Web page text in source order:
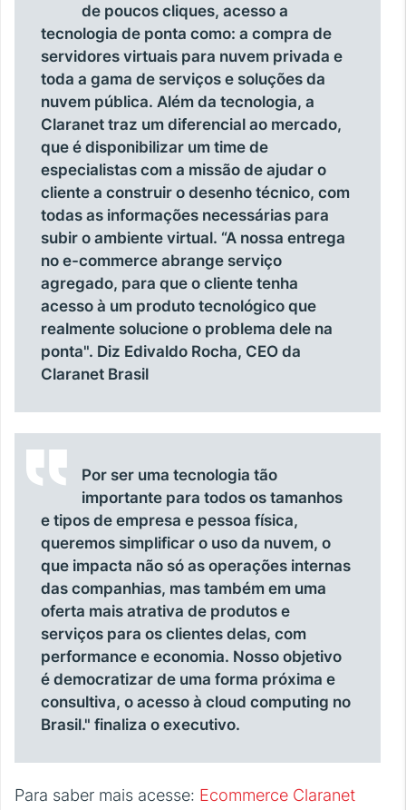
de poucos cliques, acesso a
tecnologia de ponta como: a compra de
servidores virtuais para nuvem privada e
toda a gama de serviços e soluções da
nuvem pública. Além da tecnologia, a
Claranet traz um diferencial ao mercado,
que é disponibilizar um time de
especialistas com a missão de ajudar o
cliente a construir o desenho técnico, com
todas as informações necessárias para
subir o ambiente virtual. “A nossa entrega
no e-commerce abrange serviço
agregado, para que o cliente tenha
acesso à um produto tecnológico que
realmente solucione o problema dele na
ponta". Diz Edivaldo Rocha, CEO da
Claranet Brasil
Por ser uma tecnologia tão
importante para todos os tamanhos
e tipos de empresa e pessoa física,
queremos simplificar o uso da nuvem, o
que impacta não só as operações internas
das companhias, mas também em uma
oferta mais atrativa de produtos e
serviços para os clientes delas, com
performance e economia. Nosso objetivo
é democratizar de uma forma próxima e
consultiva, o acesso à cloud computing no
Brasil." finaliza o executivo.
Para saber mais acesse: Ecommerce Claranet